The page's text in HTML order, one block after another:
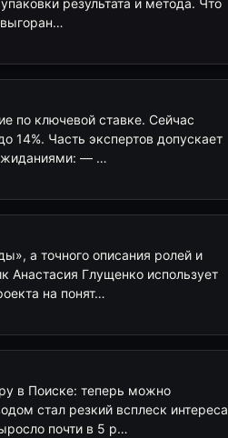
результата и метода. Что
по ключевой ставке. Сейчас
14%. Часть экспертов допускает
— …
а точного описания ролей и
Анастасия Глущенко использует
на понят…
в Поиске: теперь можно
стал резкий всплеск интереса
почти в 5 р…